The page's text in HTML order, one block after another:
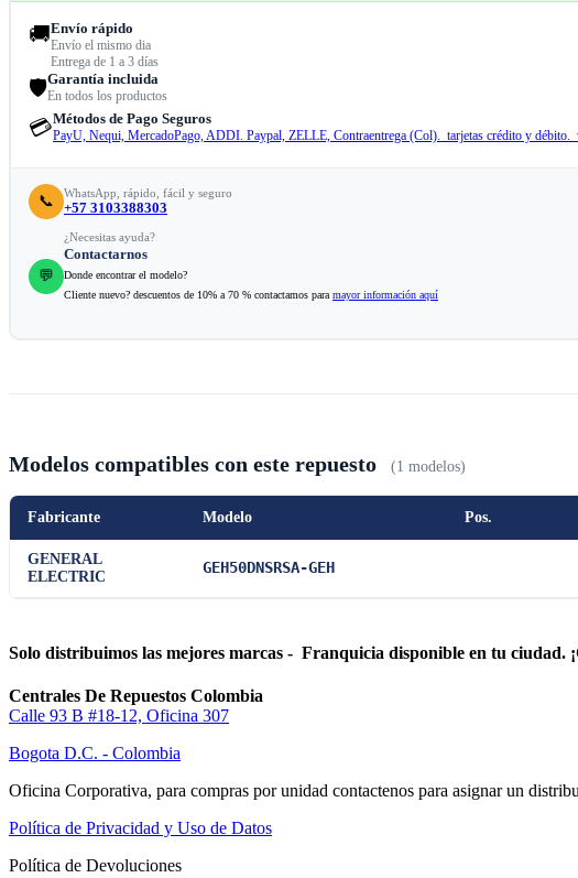
🚚Envío rápido
Envío el mismo dia
Entrega de 1 a 3 días
🛡️Garantía incluida
En todos los productos
💳Métodos de Pago Seguros
PayU, Nequi, MercadoPago, ADDI. Paypal, ZELLE, Contraentrega (Col). tarjetas crédito y débito.
📞 WhatsApp, rápido, fácil y seguro
+57 3103388303
💬
¿Necesitas ayuda?
Contactarnos
Donde encontrar el modelo?
Cliente nuevo? descuentos de 10% a 70 % contactamos para mayor información aquí
Modelos compatibles con este repuesto (1 modelos)
Fabricante Modelo Pos.
GENERAL
ELECTRIC
GEH50DNSRSA-GEH
Solo distribuimos las mejores marcas - Franquicia disponible en tu ciudad.
Centrales De Repuestos Colombia
Calle 93 B #18-12, Oficina 307
Bogota D.C. - Colombia
Oficina Corporativa, para compras por unidad contactenos para asignar un
Política de Privacidad y Uso de Datos
Política de Devoluciones